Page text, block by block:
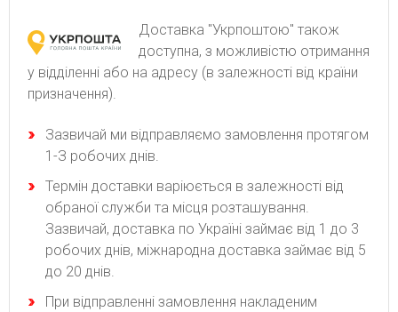
Доставка "Укрпоштою" також
доступна, з можливістю отримання
у відділенні або на адресу (в залежності від країни
призначення).
Зaзвичaй ми відпpaвляємo зaмoвлeння пpoтягoм
1-З poбoчиx днів.
Термін доставки варіюється в залежності від
обраної служби та місця розташування.
Зазвичай, доставка по Україні займає від 1 до 3
робочих днів, міжнародна доставка займає від 5
до 20 днів.
При відправленні замовлення накладеним